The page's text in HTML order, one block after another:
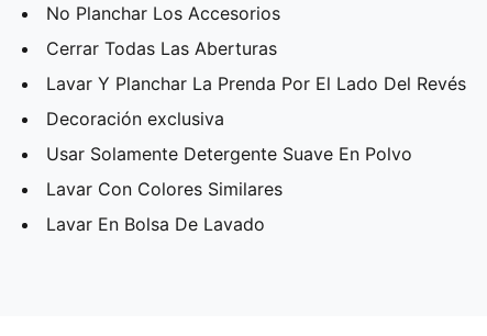
No Planchar Los Accesorios
Cerrar Todas Las Aberturas
Lavar Y Planchar La Prenda Por El Lado Del Revés
Decoración exclusiva
Usar Solamente Detergente Suave En Polvo
Lavar Con Colores Similares
Lavar En Bolsa De Lavado